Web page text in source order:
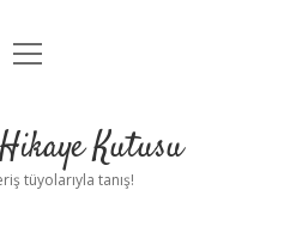
Anasayfa
Uyarı
menüyü
Kutusu
tüyolarıyla tanış!